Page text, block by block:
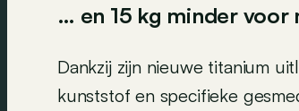
… en 15 kg minder
Dankzij zijn nieuwe titanium
kunststof en specifieke